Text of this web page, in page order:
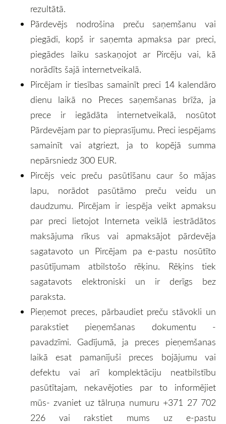
rezultātā.
Pārdevējs nodrošina preču saņemšanu vai
piegādi, kopš ir saņemta apmaksa par preci,
piegādes laiku saskaņojot ar Pircēju vai, kā
norādīts šajā internetveikalā.
Pircējam ir tiesības samainīt preci 14 kalendāro
dienu laikā no Preces saņemšanas brīža, ja
prece ir iegādāta internetveikalā, nosūtot
Pārdevējam par to pieprasījumu. Preci iespējams
samainīt vai atgriezt, ja to kopējā summa
nepārsniedz 300 EUR.
Pircējs veic preču pasūtīšanu caur šo mājas
lapu, norādot pasūtāmo preču veidu un
daudzumu. Pircējam ir iespēja veikt apmaksu
par preci lietojot Interneta veiklā iestrādātos
maksājuma rīkus vai apmaksājot pārdevēja
sagatavoto un Pircējam pa e-pastu nosūtīto
pasūtījumam atbilstošo rēķinu. Rēķins tiek
sagatavots elektroniski un ir derīgs bez
paraksta.
Pieņemot preces, pārbaudiet preču stāvokli un
parakstiet pieņemšanas dokumentu -
pavadzīmi. Gadījumā, ja preces pieņemšanas
laikā esat pamanījuši preces bojājumu vai
defektu vai arī komplektāciju neatbilstību
pasūtītajam, nekavējoties par to informējiet
mūs- zvaniet uz tālruņa numuru +371 27 702
226 vai rakstiet mums uz e-pastu